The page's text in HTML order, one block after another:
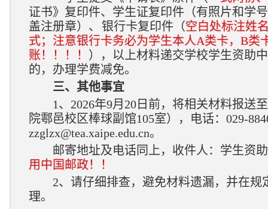
证书》复印件、学生证复印件（有照片和学
盖注册章） 、 银行卡复印件（空白处标注姓
式；注意银行卡务必为学生本人A类卡，B类
账！！！！ ），以上材料递交学校学生资助
的，办理学费减免。
三、其他事宜
1、2026年9月20日前，将相关材料报送
院鄠邑校区棒球副馆105室），电话：029-
zzglzx@tea.xaipe.edu.cn。
邮寄地址及电话同上，收件人：学生资
用中国邮政！！
2、请仔细排查，避免材料遗漏，并在
理。